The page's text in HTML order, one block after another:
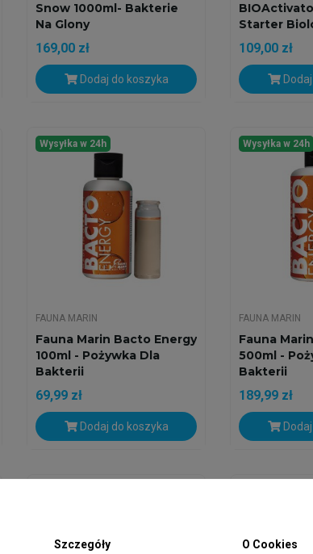
Snow 1000ml- Bakterie
Na Glony
169,00 zł
Dodaj do koszyka
Starter
109,00 zł
Dodaj
Wysyłka w 24h
FAUNA MARIN
Fauna Marin Bacto Energy
100ml - Pożywka Dla
Bakterii
69,99 zł
Dodaj do koszyka
Wysyłka w 24h
FAUNA MARIN
Fauna
500ml -
Bakterii
189,99 zł
Dodaj
Szczegóły O Cookies